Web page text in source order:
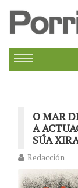
O MAR
A
SÚA
Redacción